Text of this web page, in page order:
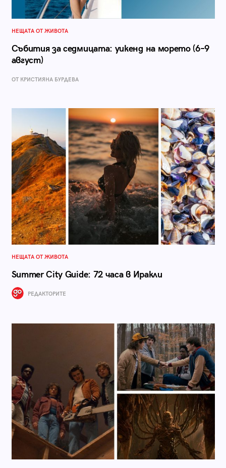
НЕЩАТА ОТ ЖИВОТА
Събития за седмицата: уикенд на морето (6–9
август)
ОТ КРИСТИЯНА БУРДЕВА
НЕЩАТА ОТ ЖИВОТА
Summer City Guide: 72 часа в Иракли
РЕДАКТОРИТЕ